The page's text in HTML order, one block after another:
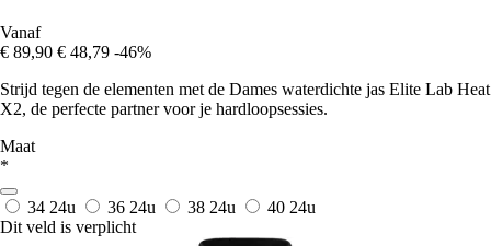
Vanaf
€ 89,90 € 48,79 -46%
Strijd tegen de elementen met de Dames waterdichte jas Elite Lab Heat
X2, de perfecte partner voor je hardloopsessies.
Maat
*
34 24u 36 24u 38 24u 40 24u
Dit veld is verplicht